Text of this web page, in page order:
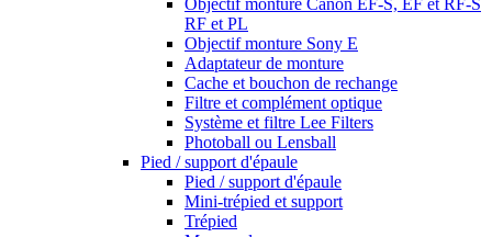
Objectif monture Canon EF-S, EF et RF-S
RF et PL
Objectif monture Sony E
Adaptateur de monture
Cache et bouchon de rechange
Filtre et complément optique
Système et filtre Lee Filters
Photoball ou Lensball
Pied / support d'épaule
Pied / support d'épaule
Mini-trépied et support
Trépied